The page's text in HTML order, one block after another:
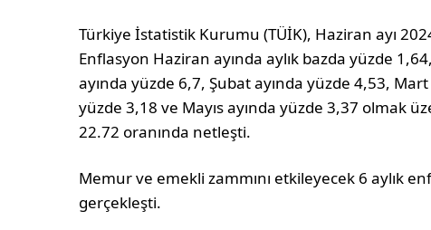
Türkiye İstatistik Kurumu (TÜİK), Haziran ayı
Enflasyon Haziran ayında aylık bazda yüzde
ayında yüzde 6,7, Şubat ayında yüzde 4,53,
yüzde 3,18 ve Mayıs ayında yüzde 3,37 olmak
22.72 oranında netleşti.
Memur ve emekli zammını etkileyecek 6 aylık
gerçekleşti.